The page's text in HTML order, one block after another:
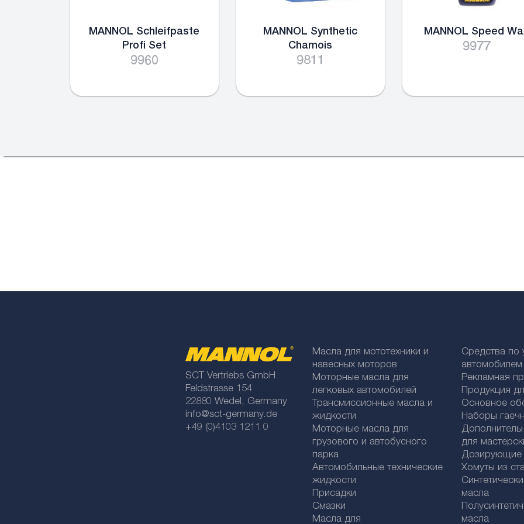
MANNOL Schleifpaste
Profi Set
9960
MANNOL Synthetic
Chamois
9811
MANNOL Speed
9977
SCT Vertriebs GmbH
Feldstrasse 154
22880 Wedel, Germany
info@sct-germany.de
+49 (0)4103 1211 0
Масла для мототехники и
навесных моторов
Моторные масла для
легковых автомобилей
Трансмиссионные масла и
жидкости
Моторные масла для
грузового и автобусного
парка
Автомобильные технические
жидкости
Присадки
Смазки
Масла для
Средства по
автомобилем
Рекламная
Продукция
Основное
Наборы
для
Дозирующие
Хомуты из
масла
масла